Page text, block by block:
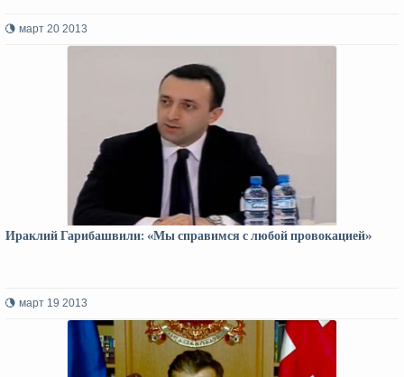
март 20 2013
Ираклий Гарибашвили: «Мы справимся с любой провокацией»
март 19 2013